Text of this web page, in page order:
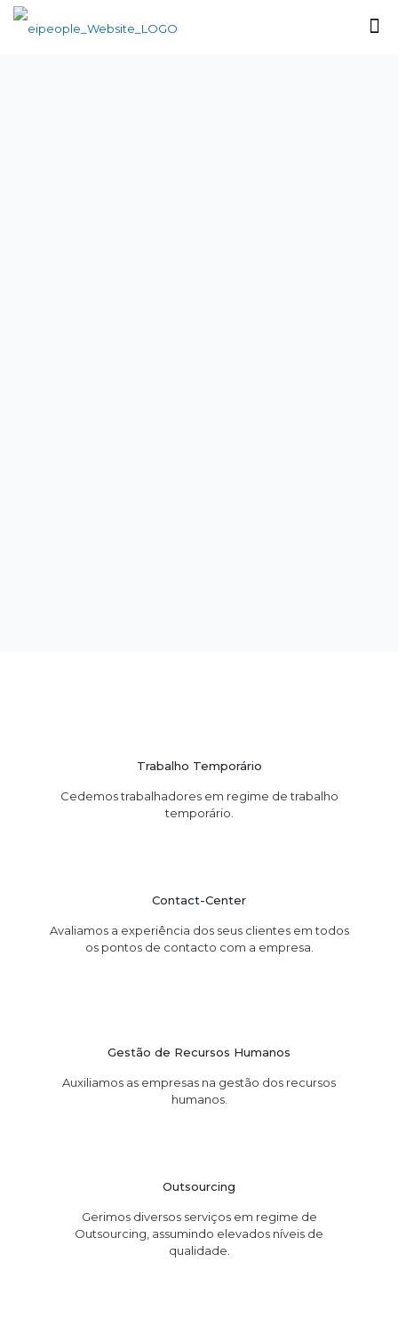
Trabalho Temporário
Cedemos trabalhadores em regime de trabalho
temporário.
Contact-Center
Avaliamos a experiência dos seus clientes em todos
os pontos de contacto com a empresa.
Gestão de Recursos Humanos
Auxiliamos as empresas na gestão dos recursos
humanos.
Outsourcing
Gerimos diversos serviços em regime de
Outsourcing, assumindo elevados níveis de
qualidade.